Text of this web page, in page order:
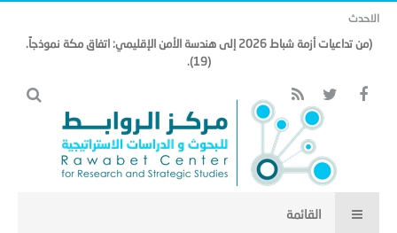
الاحدث
(من تداعيات أزمة شباط 2026 إلى هندسة الأمن الإقليمي: اتفاق مكة نموذجاً.
(19).